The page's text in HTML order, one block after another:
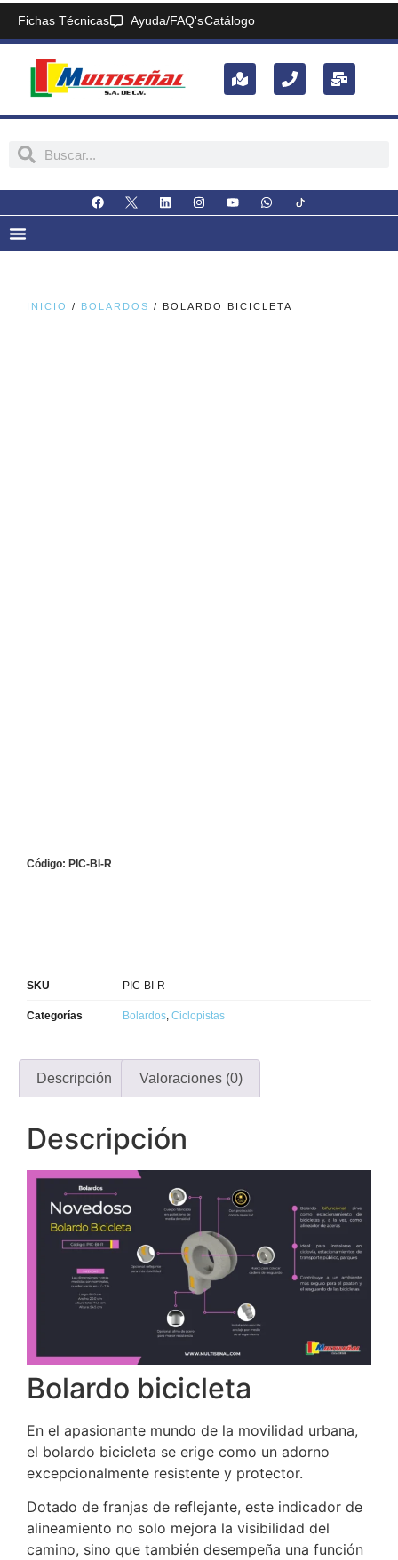
Fichas Técnicas Ayuda/FAQ'sCatálogo
INICIO / BOLARDOS / BOLARDO BICICLETA
Código: PIC-BI-R
SKU PIC-BI-R
Categorías Bolardos Ciclopistas
Descripción Valoraciones (0)
Descripción
Bolardo bicicleta
En el apasionante mundo de la movilidad urbana,
el bolardo bicicleta se erige como un adorno
excepcionalmente resistente y protector.
Dotado de franjas de reflejante, este indicador de
alineamiento no solo mejora la visibilidad del
camino, sino que también desempeña una función